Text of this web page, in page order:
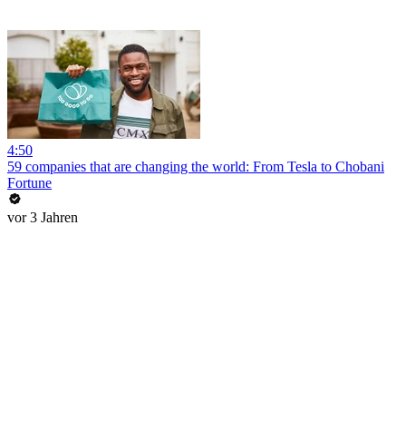
4:50
59 companies that are changing the world: From Tesla to Chobani
Fortune
vor 3 Jahren